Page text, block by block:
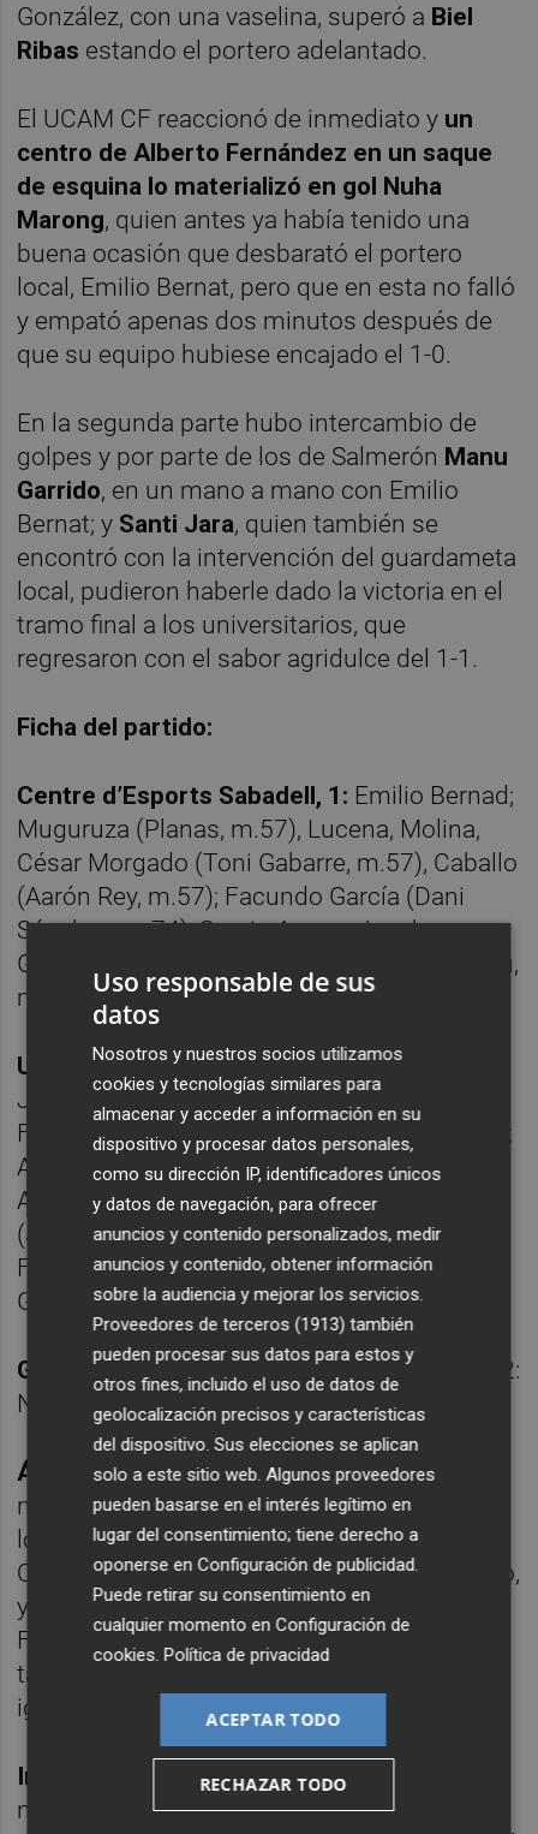
González, con una vaselina, superó a Biel
Ribas estando el portero adelantado.
El UCAM CF reaccionó de inmediato y un
centro de Alberto Fernández en un saque
de esquina lo materializó en gol Nuha
Marong, quien antes ya había tenido una
buena ocasión que desbarató el portero
local, Emilio Bernat, pero que en esta no falló
y empató apenas dos minutos después de
que su equipo hubiese encajado el 1-0.
En la segunda parte hubo intercambio de
golpes y por parte de los de Salmerón Manu
Garrido, en un mano a mano con Emilio
Bernat; y Santi Jara, quien también se
encontró con la intervención del guardameta
local, pudieron haberle dado la victoria en el
tramo final a los universitarios, que
regresaron con el sabor agridulce del 1-1.
Ficha del partido:
Centre d’Esports Sabadell, 1: Emilio Bernad;
Muguruza (Planas, m.57), Lucena, Molina,
César Morgado (Toni Gabarre, m.57), Caballo
(Aarón Rey, m.57); Facundo García (Dani
Sánchez, m.74), Sergio Aguza, Jacobo
González, Ezzarfani; y Néster Querol (Aizpuru,
m.68).
UCAM Murcia Club de Fútbol, 1:Biel Ribas;
Josema (Mario Abenza, m.48), Manu
Farrando, Josete Malagón, Charlie Dean, Viti;
Antonio Caballero (Santi Jara, m.80),
Armando Corbalán, Alberto Fernández
(Johan, m.80), Liberto Beltrán (Xemi
Fernández, m.67); y Nuha Marong (Manu
Garrido, m.67).
Goles:1-0, M.20: Jacobo González. 1-1, M.22:
Nuha Marong.
Árbitro:David Recio Navarro, del comité
navarro. Enseñó la tarjeta amarilla a los
locales Facundo García, Dani Sánchez y
Quintero, éste encontrándose en el banquillo,
y a los visitantes Charlie Dean, Manu
Farrando y Armando Corbalán y expulsó con
tarjeta roja directa al visitante Altimira, quien
igualmente estaba en el banquillo.
Incidencias:
Partido correspondiente a la
novena jornada de la Liga en el grupo 5 de la
Uso responsable de sus
datos
Nosotros y nuestros socios utilizamos
cookies y tecnologías similares para
almacenar y acceder a información en su
dispositivo y procesar datos personales,
como su dirección IP, identificadores únicos
y datos de navegación, para ofrecer
anuncios y contenido personalizados, medir
anuncios y contenido, obtener información
sobre la audiencia y mejorar los servicios.
Proveedores de terceros (1913) también
pueden procesar sus datos para estos y
otros fines, incluido el uso de datos de
geolocalización precisos y características
del dispositivo. Sus elecciones se aplican
solo a este sitio web. Algunos proveedores
pueden basarse en el interés legítimo en
lugar del consentimiento; tiene derecho a
oponerse enConfiguración de publicidad
Puede retirar su consentimiento en
cualquier momento enConfiguración de
cookies .Política de privacidad
ACEPTAR TODO
RECHAZAR TODO